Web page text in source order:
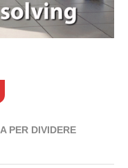
PER DIVIDERE